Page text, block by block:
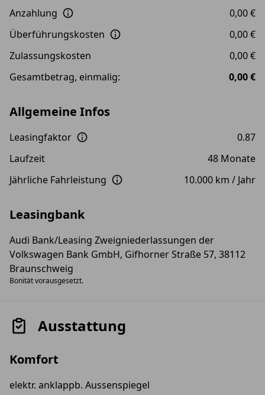
Anzahlung
0,00 €
Überführungskosten
0,00 €
Zulassungskosten
0,00 €
Gesamtbetrag, einmalig:
0,00 €
Allgemeine Infos
Leasingfaktor
0.87
Laufzeit
48 Monate
Jährliche Fahrleistung
10.000 km / Jahr
Leasingbank
Audi Bank/Leasing Zweigniederlassungen der
Volkswagen Bank GmbH, Gifhorner Straße 57, 38112
Braunschweig
Bonität vorausgesetzt.
Ausstattung
Komfort
elektr. anklappb. Aussenspiegel